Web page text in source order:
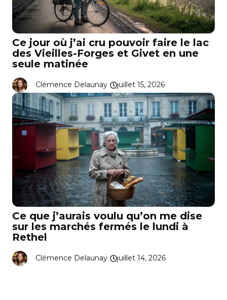
Ce jour où j’ai cru pouvoir faire le lac
des Vieilles-Forges et Givet en une
seule matinée
Clémence Delaunay juillet 15, 2026
Ce que j’aurais voulu qu’on me dise
sur les marchés fermés le lundi à
Rethel
Clémence Delaunay juillet 14, 2026